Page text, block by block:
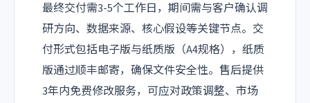
最终交付需3-5个工作日，期间需与客户确认调
研方向、数据来源、核心假设等关键节点。交
付形式包括电子版与纸质版（A4规格），纸质
版通过顺丰邮寄，确保文件安全性。售后提供
3年内免费修改服务，可应对政策调整、市场